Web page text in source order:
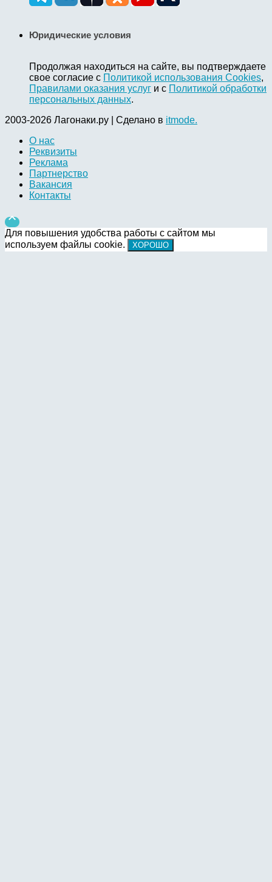
Юридические условия
Продолжая находиться на сайте, вы подтверждаете
свое согласие с Политикой использования Cookies,
Правилами оказания услуг и с Политикой обработки
персональных данных.
2003-2026 Лагонаки.ру | Сделано в itmode.
О нас
Реквизиты
Реклама
Партнерство
Вакансия
Контакты

Для повышения удобства работы с сайтом мы
используем файлы cookie.
ХОРОШО